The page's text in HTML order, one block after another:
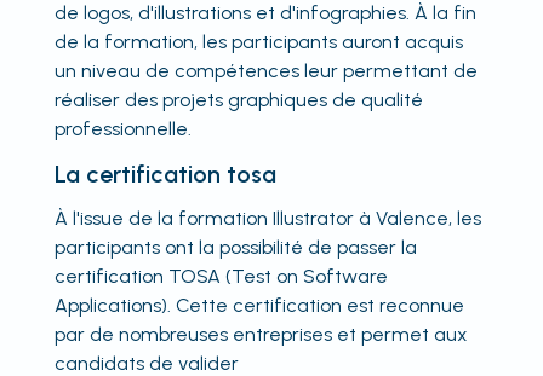
de logos, d'illustrations et d'infographies. À la fin
de la formation, les participants auront acquis
un niveau de compétences leur permettant de
réaliser des projets graphiques de qualité
professionnelle.
La certification tosa
À l'issue de la formation Illustrator à Valence, les
participants ont la possibilité de passer la
certification TOSA (Test on Software
Applications). Cette certification est reconnue
par de nombreuses entreprises et permet aux
candidats de valider